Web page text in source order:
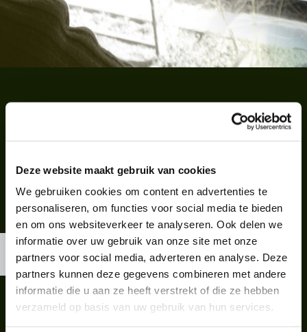
Deze website maakt gebruik van cookies
We gebruiken cookies om content en advertenties te
personaliseren, om functies voor social media te bieden
en om ons websiteverkeer te analyseren. Ook delen we
informatie over uw gebruik van onze site met onze
partners voor social media, adverteren en analyse. Deze
partners kunnen deze gegevens combineren met andere
informatie die u aan ze heeft verstrekt of die ze hebben
verzameld op basis van uw gebruik van hun services.
Glasatelier Lichtraamwerk
Accepteer marketingcookies om deze kaart te
bekijken.
Accept cookies